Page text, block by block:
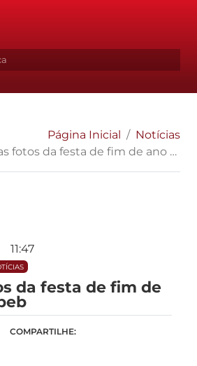
Página Inicial
Notícias
fotos da festa de fim de ano da Ampeb
11:47
da festa de fim de
COMPARTILHE: